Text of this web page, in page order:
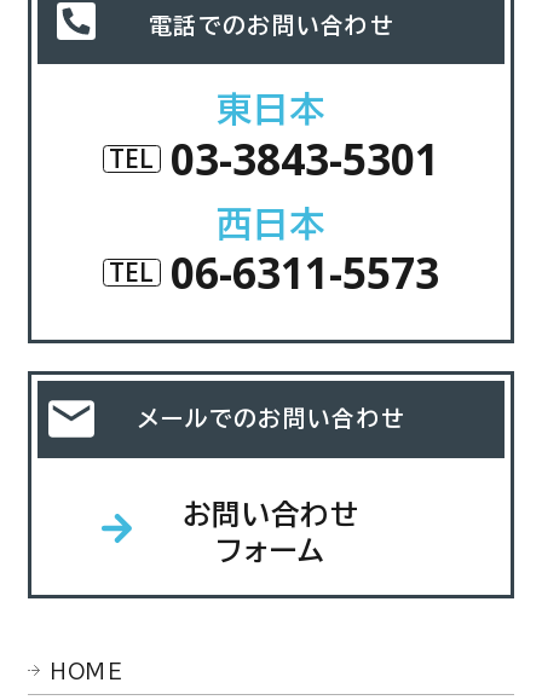
電話でのお問い合わせ
東日本
TEL 03-3843-5301
西日本
TEL 06-6311-5573
メールでのお問い合わせ
お問い合わせ
フォーム
HOME